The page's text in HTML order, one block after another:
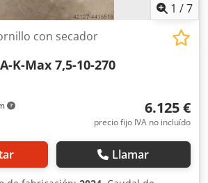
1 /7
con secador
A-K-Max 7,5-10-270
6.125 €
precio fijo IVA no incluído
Llamar